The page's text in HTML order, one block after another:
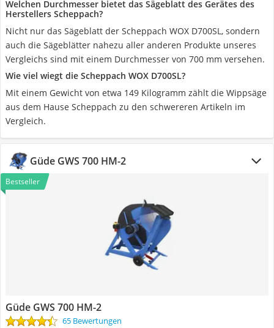
Welchen Durchmesser bietet das Sägeblatt des Gerätes des
Herstellers Scheppach?
Nicht nur das Sägeblatt der Scheppach WOX D700SL, sondern
auch die Sägeblätter nahezu aller anderen Produkte unseres
Vergleichs sind mit einem Durchmesser von 700 mm versehen.
Wie viel wiegt die Scheppach WOX D700SL?
Mit einem Gewicht von etwa 149 Kilogramm zählt die Wippsäge
aus dem Hause Scheppach zu den schwereren Artikeln im
Vergleich.
Güde GWS 700 HM-2
Bestseller
Güde GWS 700 HM-2
65 Bewertungen